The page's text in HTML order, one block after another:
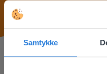
Samtykke